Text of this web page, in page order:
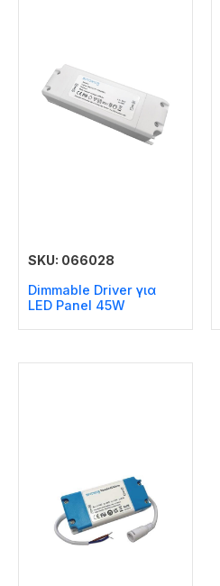
SKU: 066028
Dimmable Driver για
LED Panel 45W